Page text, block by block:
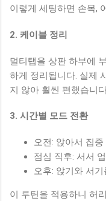
이렇게 세팅하면 손목,
2. 케이블 정리
멀티탭을 상판 하부에
하게 정리됩니다. 실제
지 않아 훨씬 편했습니
3. 시간별 모드 전환
오전: 앉아서 집중
점심 직후: 서서
오후: 앉기와 서
이 루틴을 적용하니 허